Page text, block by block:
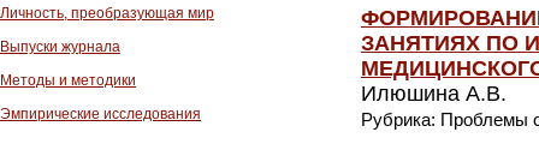
Личность, преобразующая мир
Выпуски журнала
Методы и методики
Эмпирические исследования
ЗАНЯТИЯХ ПО
Илюшина А.В.
Рубрика: Проблемы